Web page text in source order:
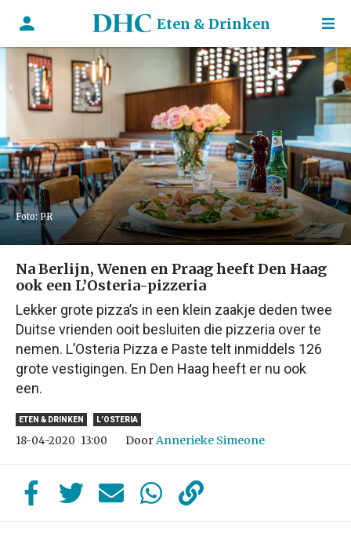
Eten & Drinken
Foto: PR
Na Berlijn, Wenen en Praag heeft Den Haag
ook een L’Osteria-pizzeria
Lekker grote pizza’s in een klein zaakje deden twee
Duitse vrienden ooit besluiten die pizzeria over te
nemen. L’Osteria Pizza e Paste telt inmiddels 126
grote vestigingen. En Den Haag heeft er nu ook
een.
ETEN & DRINKEN L’OSTERIA
18-04-2020 13:00 DoorAnnerieke Simeone